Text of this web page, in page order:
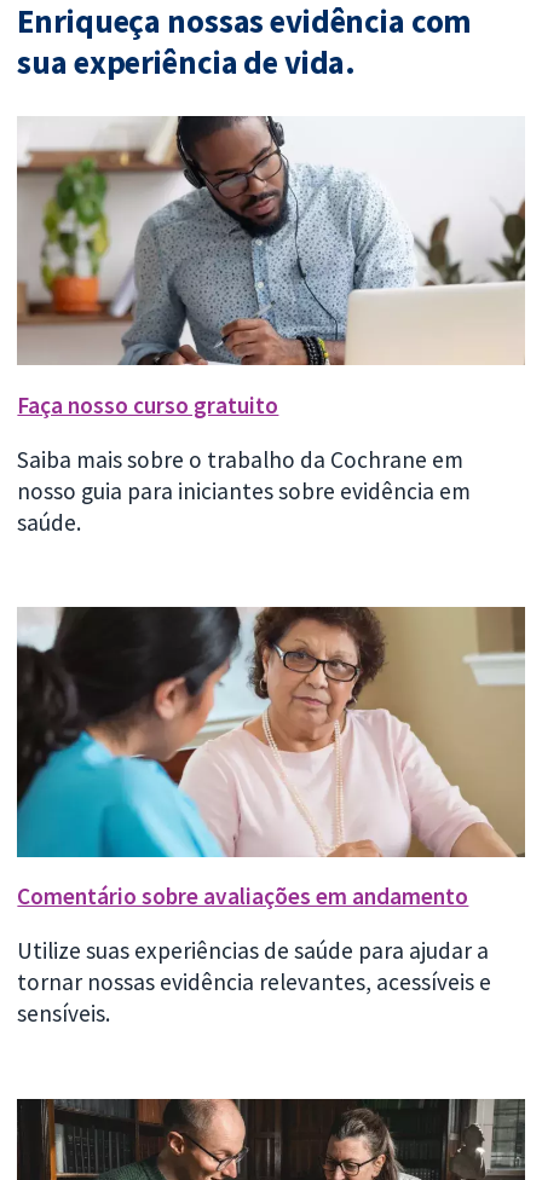
Enriqueça nossas evidência com
sua experiência de vida.
Faça nosso curso gratuito
Saiba mais sobre o trabalho da Cochrane em
nosso guia para iniciantes sobre evidência em
saúde.
Comentário sobre avaliações em andamento
Utilize suas experiências de saúde para ajudar a
tornar nossas evidência relevantes, acessíveis e
sensíveis.